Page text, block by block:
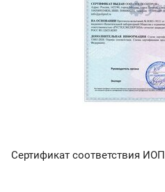
Сертификат соответствия ИОП